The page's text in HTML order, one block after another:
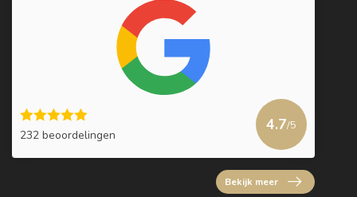
232 beoordelingen
4.7/5
Bekijk meer